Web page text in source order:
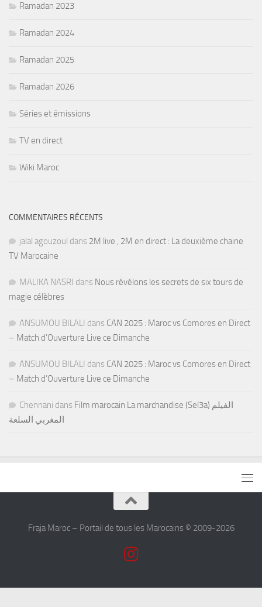
Ramadan 2023
Ramadan 2024
Ramadan 2025
Ramadan 2026
Séries et émissions
TV en direct
Wiki Maroc
COMMENTAIRES RÉCENTS
jalal agouzoul dans 2M live , 2M en direct : La deuxième chaine
TV Marocaine
MALIKA NASRI dans Nous révélons les secrets de six tours de
magie célèbres
ANSUMOU BILALI dans CAN 2025 : Maroc vs Comores en Direct
– Match d’Ouverture Live ce Dimanche
ANSUMOU BILALI dans CAN 2025 : Maroc vs Comores en Direct
– Match d’Ouverture Live ce Dimanche
Chennani dans Film marocain La marchandise (Sel3a) الفيلم
المغربي السلعة
Fraja Maroc – Portail de tous les Marocains © 2009-2026